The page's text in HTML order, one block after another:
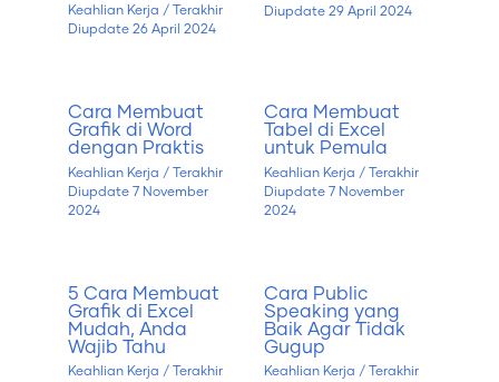
Keahlian Kerja / Terakhir
Diupdate 26 April 2024
Diupdate29 April 2024
Cara Membuat
Grafik di Word
dengan Praktis
Keahlian Kerja / Terakhir
Diupdate 7 November
2024
Cara Membuat
Tabel di Excel
untuk Pemula
Keahlian Kerja / Terakhir
Diupdate7 November
2024
5 Cara Membuat
Grafik di Excel
Mudah, Anda
Wajib Tahu
Keahlian Kerja / Terakhir
Cara Public
Speaking yang
Baik Agar Tidak
Gugup
Keahlian Kerja / Terakhir